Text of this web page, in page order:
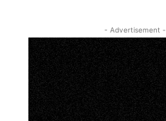
- Advertisement -